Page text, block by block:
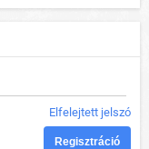
Elfelejtett jelszó
Regisztráció